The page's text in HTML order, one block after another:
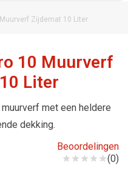
Zijdemat 10 Liter
10 Muurverf
Liter
met een heldere
dekking.
Beoordelingen
(0)